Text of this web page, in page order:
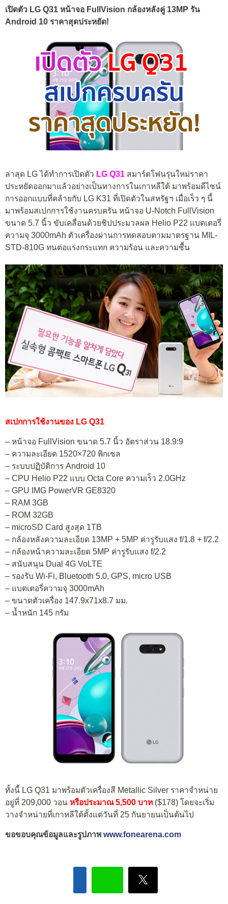
เปิดตัว LG Q31 หน้าจอ FullVision กล้องหลังคู่ 13MP รัน
Android 10 ราคาสุดประหยัด!
ล่าสุด LG ได้ทำการเปิดตัว LG Q31 สมาร์ตโฟนรุ่นใหม่ราคา
ประหยัดออกมาแล้วอย่างเป็นทางการในเกาหลีใต้ มาพร้อมดีไซน์
การออกแบบที่คล้ายกับ LG K31 ที่เปิดตัวในสหรัฐฯ เมื่อเร็ว ๆ นี้
มาพร้อมสเปกการใช้งานครบครัน หน้าจอ U-Notch FullVision
ขนาด 5.7 นิ้ว ขับเคลื่อนด้วยชิปประมวลผล Helio P22 แบตเตอรี่
ความจุ 3000mAh ตัวเครื่องผ่านการทดสอบตามมาตรฐาน MIL-
STD-810G ทนต่อแรงกระแทก ความร้อน และความชื้น
สเปกการใช้งานของ LG Q31
– หน้าจอ FullVision ขนาด 5.7 นิ้ว อัตราส่วน 18.9:9
– ความละเอียด 1520×720 พิกเซล
– ระบบปฏิบัติการ Android 10
– CPU Helio P22 แบบ Octa Core ความเร็ว 2.0GHz
– GPU IMG PowerVR GE8320
– RAM 3GB
– ROM 32GB
– microSD Card สูงสุด 1TB
– กล้องหลังความละเอียด 13MP + 5MP ค่ารูรับแสง f/1.8 + f/2.2
– กล้องหน้าความละเอียด 5MP ค่ารูรับแสง f/2.2
– สนับสนุน Dual 4G VoLTE
– รองรับ Wi-Fi, Bluetooth 5.0, GPS, micro USB
– แบตเตอรี่ความจุ 3000mAh
– ขนาดตัวเครื่อง 147.9x71x8.7 มม.
– น้ำหนัก 145 กรัม
ทั้งนี้ LG Q31 มาพร้อมตัวเครื่องสี Metallic Silver ราคาจำหน่าย
อยู่ที่ 209,000 วอน หรือประมาณ 5,500 บาท ($178) โดยจะเริ่ม
วางจำหน่ายที่เกาหลีใต้ตั้งแต่วันที่ 25 กันยายนเป็นต้นไป
ขอขอบคุณข้อมูลและรูปภาพ www.fonearena.com